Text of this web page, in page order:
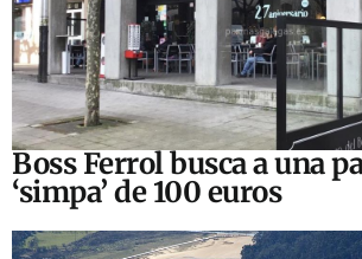
Boss Ferrol busca a una
‘simpa’ de 100 euros